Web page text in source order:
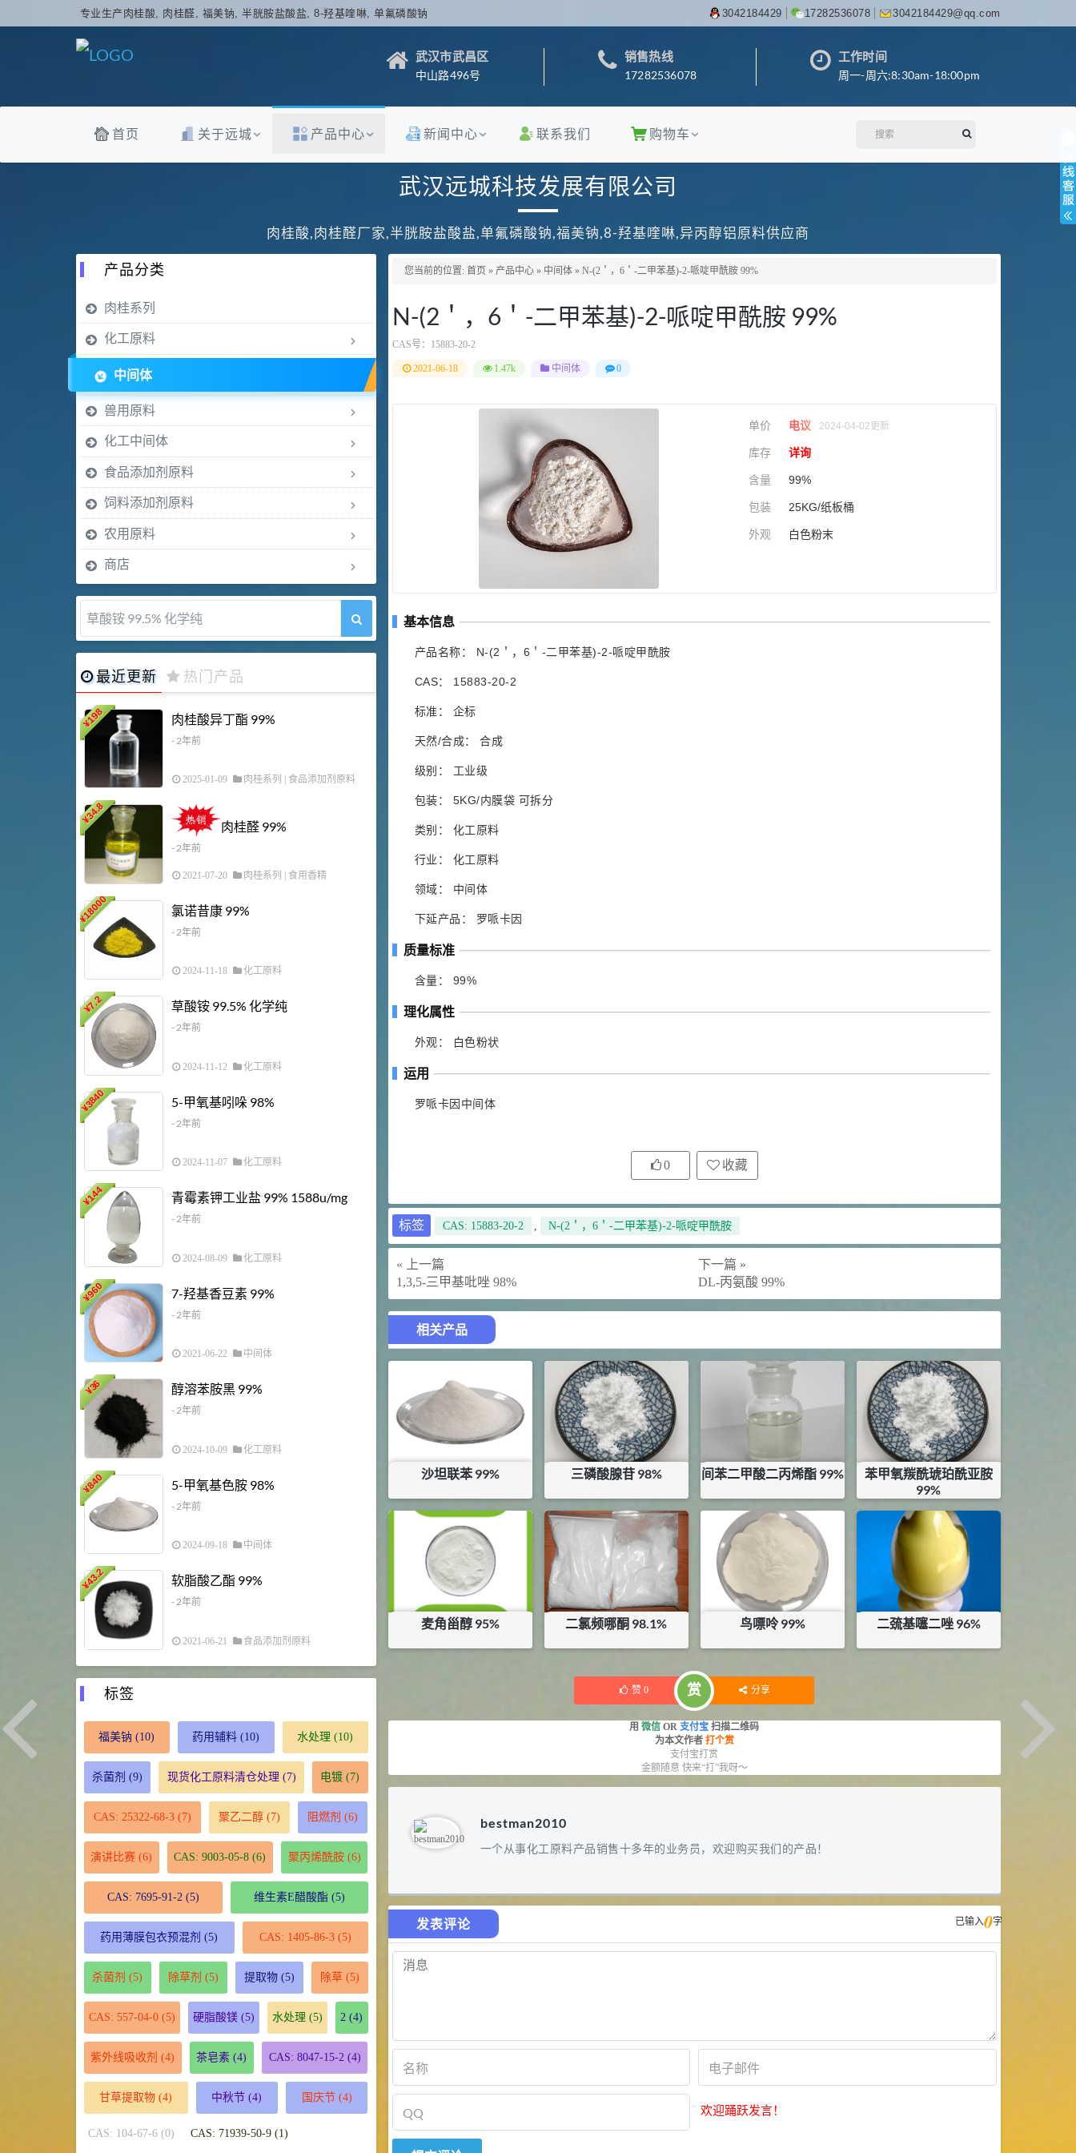
专业生产肉桂酸, 肉桂醛, 福美钠, 半胱胺盐酸盐, 8-羟基喹啉, 单氟磷酸钠 3042184429 17282536078 3042184429@qq.com
武汉市武昌区
中山路496号
销售热线
17282536078
工作时间
周一-周六:8:30am-18:00pm
首页 关于远城 产品中心 新闻中心 联系我们 购物车
武汉远城科技发展有限公司
肉桂酸,肉桂醛厂家,半胱胺盐酸盐,单氟磷酸钠,福美钠,8-羟基喹啉,异丙醇铝原料供应商
您当前的位置: 首页 » 产品中心 » 中间体 » N-(2＇，6＇-二甲苯基)-2-哌啶甲酰胺 99%
N-(2＇，6＇-二甲苯基)-2-哌啶甲酰胺 99%
CAS号： 15883-20-2
2021-06-18 1.47k 中间体 0
单价 电议 2024-04-02更新
库存 详询
含量 99%
包装 25KG/纸板桶
外观 白色粉末
基本信息
产品名称： N-(2＇，6＇-二甲苯基)-2-哌啶甲酰胺
CAS： 15883-20-2
标准： 企标
天然/合成： 合成
级别： 工业级
包装： 5KG/内膜袋 可拆分
类别： 化工原料
行业： 化工原料
领域： 中间体
下延产品： 罗哌卡因
质量标准
含量： 99%
理化属性
外观： 白色粉状
运用
罗哌卡因中间体
0 收藏
标签 CAS: 15883-20-2 , N-(2＇，6＇-二甲苯基)-2-哌啶甲酰胺
« 上一篇
1,3,5-三甲基吡唑 98%
下一篇 »
DL-丙氨酸 99%
相关产品
沙坦联苯 99%
¥50
库存：0.1KG
三磷酸腺苷 98%
¥970
库存： 0.6KG
间苯二甲酸二丙烯酯 99%
¥60
库存：
KG
苯甲氧羰酰琥珀酰亚胺
99%
¥395
库存：
25KG
麦角甾醇 95% 二氯频哪酮 98.1% 鸟嘌呤 99%
库存：8.2KG
二巯基噻二唑 96%
赞 0 赏 分享
用 微信 OR 支付宝 扫描二维码
为本文作者 打个赏
支付宝打赏
金额随意 快来“打”我呀～
bestman2010
一个从事化工原料产品销售十多年的业务员，欢迎购买我们的产品！
发表评论 已输入0字
欢迎踊跃发言！
产品分类
肉桂系列
化工原料
中间体
兽用原料
化工中间体
食品添加剂原料
饲料添加剂原料
农用原料
商店
5-甲氧基吲哚 98%
最近更新 热门产品
¥
198 肉桂酸异丁酯 99%
- 2年前
2025-01-09 肉桂系列 食品添加剂原料
¥
34.8
肉桂醛 99%
- 2年前
2021-07-20 肉桂系列 | 食用香精
¥
18000 氯诺昔康 99%
- 2年前
2024-11-18 化工原料
¥
7.2 草酸铵 99.5% 化学纯
- 2年前
2024-11-12 化工原料
¥
3840 5-甲氧基吲哚 98%
- 2年前
2024-11-07 化工原料
¥
144 青霉素钾工业盐 99% 1588u/mg
- 2年前
2024-08-09 化工原料
¥
960 7-羟基香豆素 99%
- 2年前
2021-06-22 中间体
¥
36 醇溶苯胺黑 99%
- 2年前
2024-10-09 化工原料
¥
840 5-甲氧基色胺 98%
- 2年前
2024-09-18 中间体
¥
43.2 软脂酸乙酯 99%
- 2年前
2021-06-21 食品添加剂原料
1
浏览量 - 10w+
2021-05-25
浏览量 - 5.51w
多效唑 90%
29
5
对甲氧基苯甲醛（茴香醛）
98.5%
浏览量 - 1.72w
浏览量 - 1.64w
8 D-异抗坏血酸钠 98%
浏览量 - 1.55w
食品添加剂原料
硬脂富马酸钠 99%
2021-06-19 化工原料
10 DL-蛋氨酸 99%
浏览量 - 1.48w
标签
福美钠 (10) 药用辅料 (10) 水处理 (10)
杀菌剂 (9) 现货化工原料清仓处理 (7) 电镀 (7)
CAS: 25322-68-3(7) 聚乙二醇(7) 阻燃剂 (6)
演讲比赛 (6) CAS: 9003-05-8 (6) 聚丙烯酰胺(6)
CAS: 7695-91-2 (5) 维生素E醋酸酯(5)
药用薄膜包衣预混剂 (5) CAS: 1405-86-3(5)
杀菌剂 (5) 除草剂 (5) 提取物(5) 除草(5)
CAS: 557-04-0(5) 硬脂酸镁(5) 水处理 (5) 2 (4)
紫外线吸收剂 (4) 茶皂素 (4) CAS: 8047-15-2 (4)
甘草提取物 (4) 中秋节 (4) 国庆节(4)
CAS: 104-67-6 (0) CAS: 71939-50-9 (1)